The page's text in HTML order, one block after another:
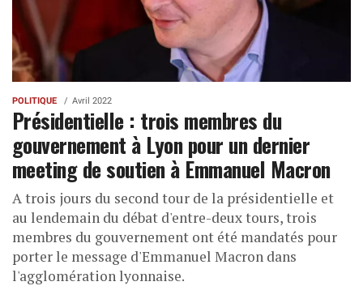
POLITIQUE Avril 2022
Présidentielle : trois membres du
gouvernement à Lyon pour un dernier
meeting de soutien à Emmanuel Macron
A trois jours du second tour de la présidentielle et
au lendemain du débat d'entre-deux tours, trois
membres du gouvernement ont été mandatés pour
porter le message d'Emmanuel Macron dans
l'agglomération lyonnaise.